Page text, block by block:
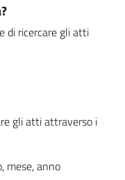
di ricercare gli atti
gli atti attraverso i
mese, anno